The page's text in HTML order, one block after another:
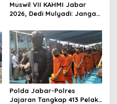
Muswil VII KAHMI Jabar
2026, Dedi Mulyadi: Jangan
Digital
Polda Jabar-Polres
Jajaran Tangkap 413 Pelaku